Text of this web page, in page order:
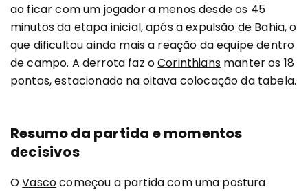
ao ficar com um jogador a menos desde os 45
minutos da etapa inicial, após a expulsão de Bahia, o
que dificultou ainda mais a reação da equipe dentro
de campo. A derrota faz oCorinthiansmanter os 18
pontos, estacionado na oitava colocação da tabela.
Resumo da partida e momentos
decisivos
OVascocomeçou a partida com uma postura